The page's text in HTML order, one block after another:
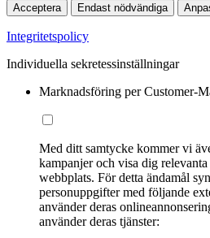
Acceptera Endast nödvändiga
Integritetspolicy
Individuella sekretessinställningar
Marknadsföring per Customer-
Med ditt samtycke kommer vi
kampanjer och visa dig
webbplats. För detta ändamål
personuppgifter med följande
använder deras
använder deras tjänster: